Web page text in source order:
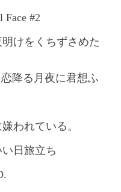
Face #2
けをくちずさめた
降る月夜に君想ふ
われている。
日旅立ち